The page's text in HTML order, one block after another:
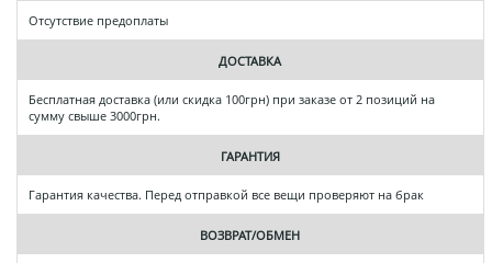
Отсутствие предоплаты
ДОСТАВКА
Бесплатная доставка (или скидка 100грн) при заказе от 2 позиций на
сумму свыше 3000грн.
ГАРАНТИЯ
Гарантия качества. Перед отправкой все вещи проверяют на брак
ВОЗВРАТ/ОБМЕН